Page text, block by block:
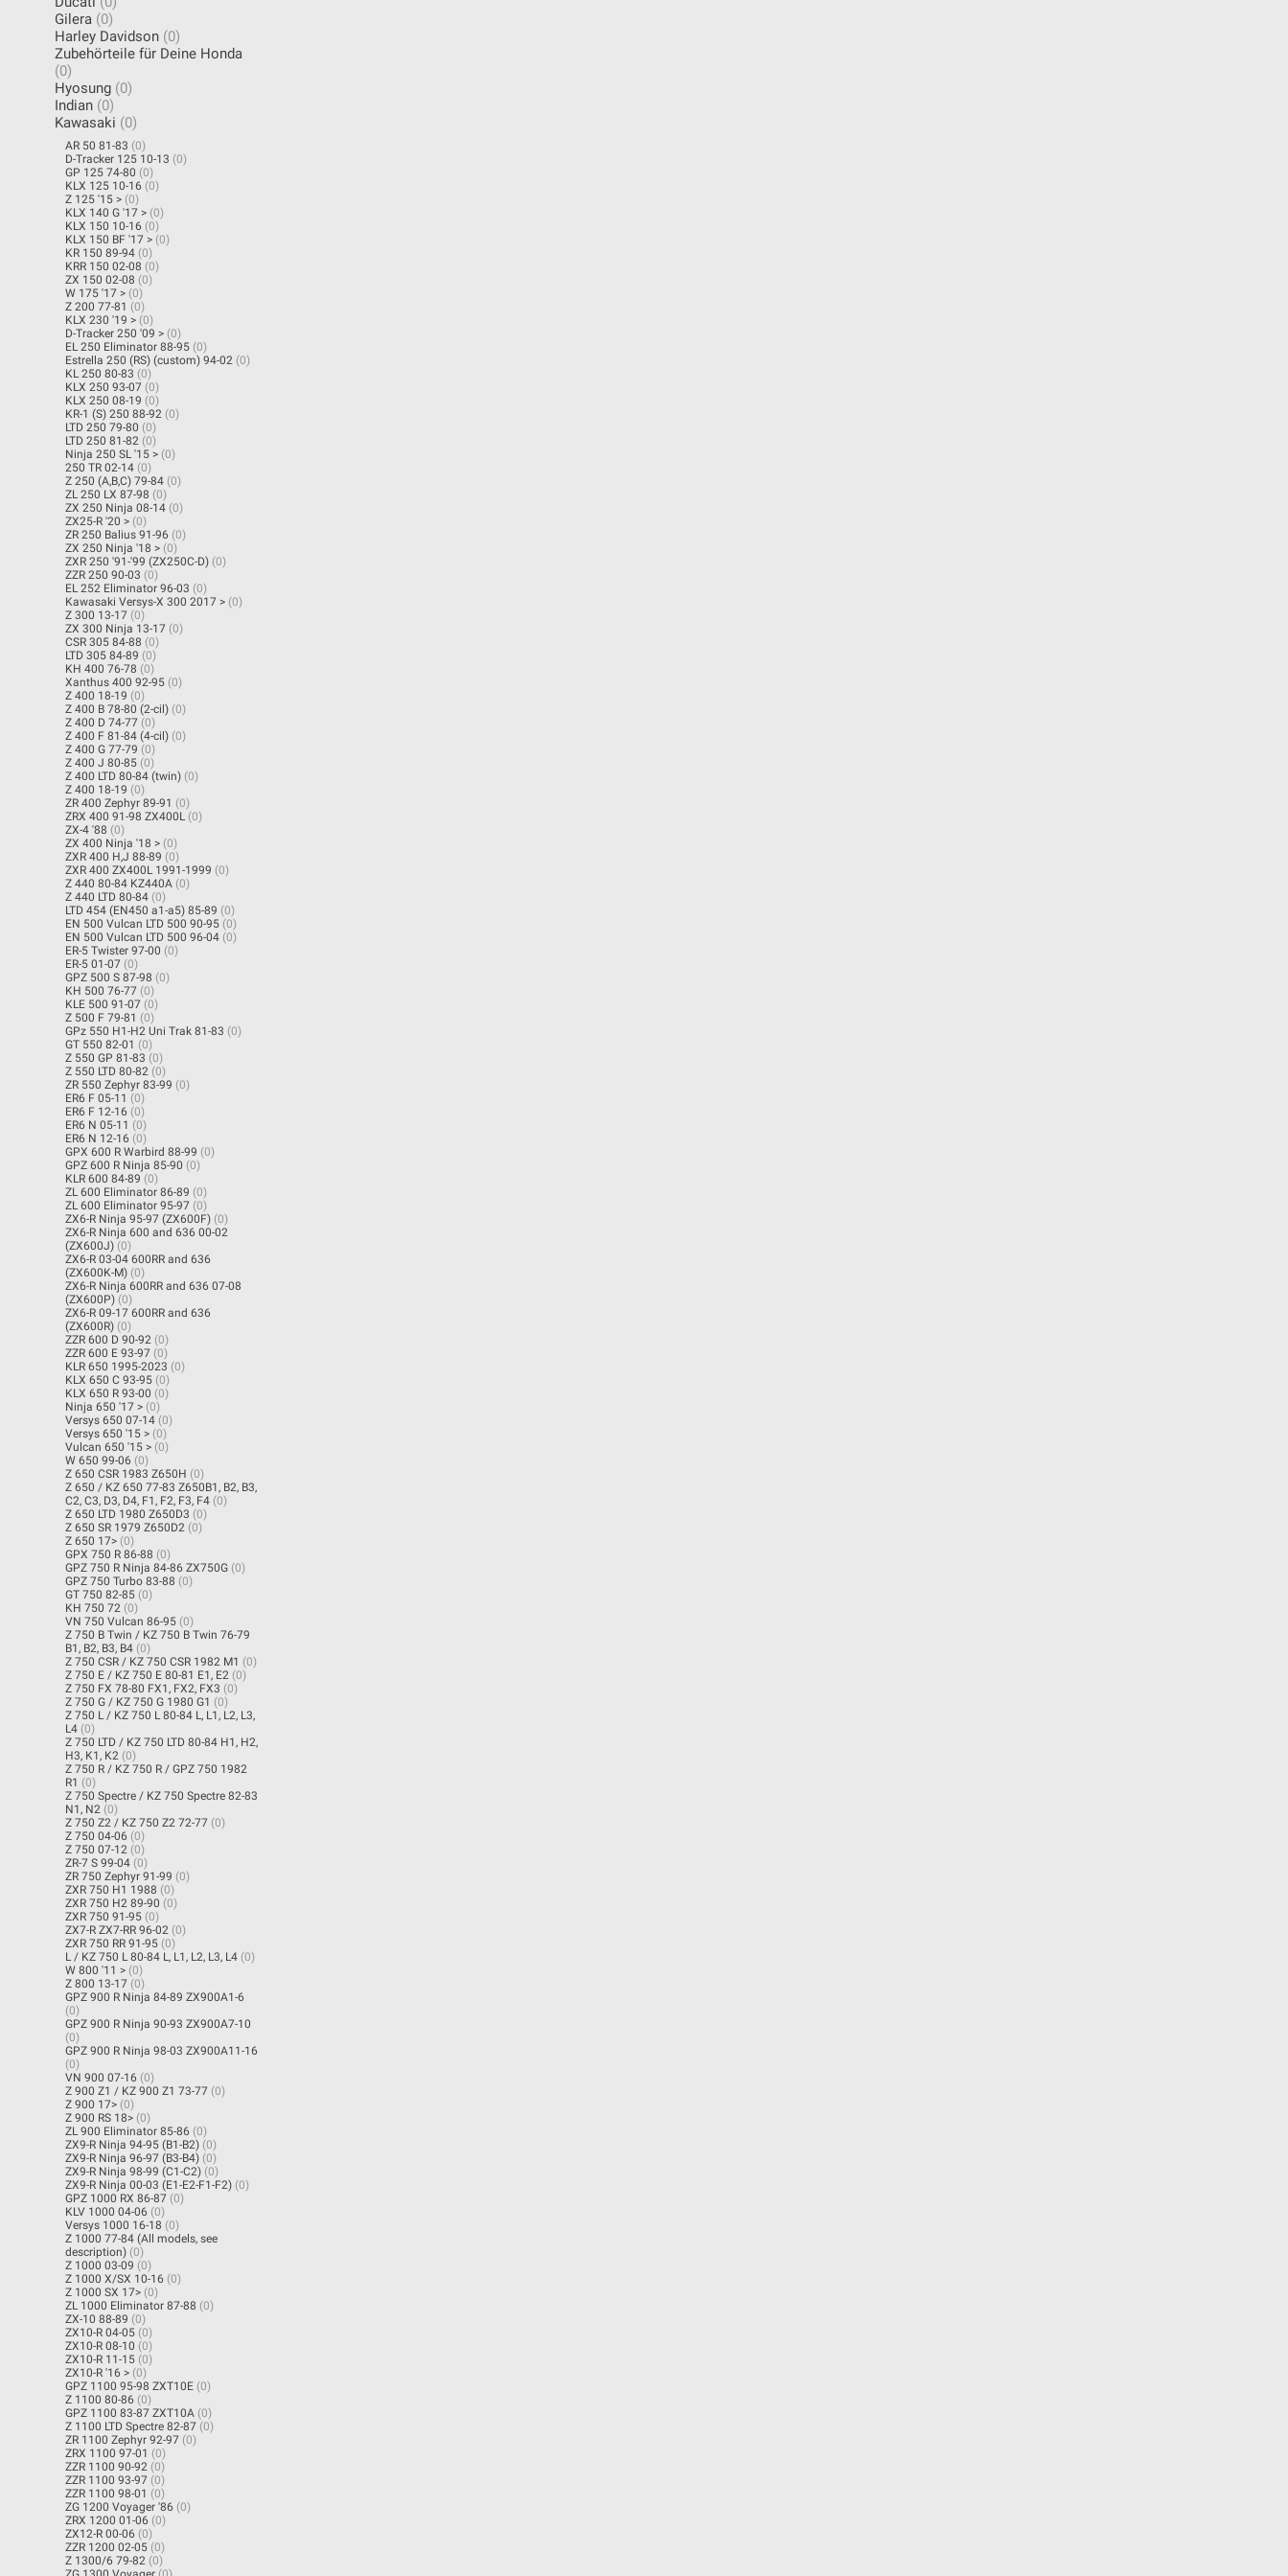
Gilera (0)
Harley Davidson (0)
Zubehörteile für Deine Honda
(0)
Hyosung (0)
Indian (0)
Kawasaki (0)
AR 50 81-83 (0)
D-Tracker 125 10-13 (0)
GP 125 74-80 (0)
KLX 125 10-16 (0)
Z 125 '15 > (0)
KLX 140 G '17 > (0)
KLX 150 10-16 (0)
KLX 150 BF '17 > (0)
KR 150 89-94 (0)
KRR 150 02-08 (0)
ZX 150 02-08 (0)
W 175 '17 > (0)
Z 200 77-81 (0)
KLX 230 '19 > (0)
D-Tracker 250 '09 > (0)
EL 250 Eliminator 88-95 (0)
Estrella 250 (RS) (custom) 94-02 (0)
KL 250 80-83 (0)
KLX 250 93-07 (0)
KLX 250 08-19 (0)
KR-1 (S) 250 88-92 (0)
LTD 250 79-80 (0)
LTD 250 81-82 (0)
Ninja 250 SL '15 > (0)
250 TR 02-14 (0)
Z 250 (A,B,C) 79-84 (0)
ZL 250 LX 87-98 (0)
ZX 250 Ninja 08-14 (0)
ZX25-R '20 > (0)
ZR 250 Balius 91-96 (0)
ZX 250 Ninja '18 > (0)
ZXR 250 '91-'99 (ZX250C-D) (0)
ZZR 250 90-03 (0)
EL 252 Eliminator 96-03 (0)
Kawasaki Versys-X 300 2017 > (0)
Z 300 13-17 (0)
ZX 300 Ninja 13-17 (0)
CSR 305 84-88 (0)
LTD 305 84-89 (0)
KH 400 76-78 (0)
Xanthus 400 92-95 (0)
Z 400 18-19 (0)
Z 400 B 78-80 (2-cil) (0)
Z 400 D 74-77 (0)
Z 400 F 81-84 (4-cil) (0)
Z 400 G 77-79 (0)
Z 400 J 80-85 (0)
Z 400 LTD 80-84 (twin) (0)
Z 400 18-19 (0)
ZR 400 Zephyr 89-91 (0)
ZRX 400 91-98 ZX400L (0)
ZX-4 '88 (0)
ZX 400 Ninja '18 > (0)
ZXR 400 H,J 88-89 (0)
ZXR 400 ZX400L 1991-1999 (0)
Z 440 80-84 KZ440A (0)
Z 440 LTD 80-84 (0)
LTD 454 (EN450 a1-a5) 85-89 (0)
EN 500 Vulcan LTD 500 90-95 (0)
EN 500 Vulcan LTD 500 96-04 (0)
ER-5 Twister 97-00 (0)
ER-5 01-07 (0)
GPZ 500 S 87-98 (0)
KH 500 76-77 (0)
KLE 500 91-07 (0)
Z 500 F 79-81 (0)
GPz 550 H1-H2 Uni Trak 81-83 (0)
GT 550 82-01 (0)
Z 550 GP 81-83 (0)
Z 550 LTD 80-82 (0)
ZR 550 Zephyr 83-99 (0)
ER6 F 05-11 (0)
ER6 F 12-16 (0)
ER6 N 05-11 (0)
ER6 N 12-16 (0)
GPX 600 R Warbird 88-99 (0)
GPZ 600 R Ninja 85-90 (0)
KLR 600 84-89 (0)
ZL 600 Eliminator 86-89 (0)
ZL 600 Eliminator 95-97 (0)
ZX6-R Ninja 95-97 (ZX600F) (0)
ZX6-R Ninja 600 and 636 00-02
(ZX600J) (0)
ZX6-R 03-04 600RR and 636
(ZX600K-M) (0)
ZX6-R Ninja 600RR and 636 07-08
(ZX600P) (0)
ZX6-R 09-17 600RR and 636
(ZX600R) (0)
ZZR 600 D 90-92 (0)
ZZR 600 E 93-97 (0)
KLR 650 1995-2023 (0)
KLX 650 C 93-95 (0)
KLX 650 R 93-00 (0)
Ninja 650 '17 > (0)
Versys 650 07-14 (0)
Versys 650 '15 > (0)
Vulcan 650 '15 > (0)
W 650 99-06 (0)
Z 650 CSR 1983 Z650H (0)
Z 650 / KZ 650 77-83 Z650B1, B2, B3,
C2, C3, D3, D4, F1, F2, F3, F4 (0)
Z 650 LTD 1980 Z650D3 (0)
Z 650 SR 1979 Z650D2 (0)
Z 650 17> (0)
GPX 750 R 86-88 (0)
GPZ 750 R Ninja 84-86 ZX750G (0)
GPZ 750 Turbo 83-88 (0)
GT 750 82-85 (0)
KH 750 72 (0)
VN 750 Vulcan 86-95 (0)
Z 750 B Twin / KZ 750 B Twin 76-79
B1, B2, B3, B4 (0)
Z 750 CSR / KZ 750 CSR 1982 M1 (0)
Z 750 E / KZ 750 E 80-81 E1, E2 (0)
Z 750 FX 78-80 FX1, FX2, FX3 (0)
Z 750 G / KZ 750 G 1980 G1 (0)
Z 750 L / KZ 750 L 80-84 L, L1, L2, L3,
L4 (0)
Z 750 LTD / KZ 750 LTD 80-84 H1, H2,
H3, K1, K2 (0)
Z 750 R / KZ 750 R / GPZ 750 1982
R1 (0)
Z 750 Spectre / KZ 750 Spectre 82-83
N1, N2 (0)
Z 750 Z2 / KZ 750 Z2 72-77 (0)
Z 750 04-06 (0)
Z 750 07-12 (0)
ZR-7 S 99-04 (0)
ZR 750 Zephyr 91-99 (0)
ZXR 750 H1 1988 (0)
ZXR 750 H2 89-90 (0)
ZXR 750 91-95 (0)
ZX7-R ZX7-RR 96-02 (0)
ZXR 750 RR 91-95 (0)
L / KZ 750 L 80-84 L, L1, L2, L3, L4 (0)
W 800 '11 > (0)
Z 800 13-17 (0)
GPZ 900 R Ninja 84-89 ZX900A1-6
(0)
GPZ 900 R Ninja 90-93 ZX900A7-10
(0)
GPZ 900 R Ninja 98-03 ZX900A11-16
(0)
VN 900 07-16 (0)
Z 900 Z1 / KZ 900 Z1 73-77 (0)
Z 900 17> (0)
Z 900 RS 18> (0)
ZL 900 Eliminator 85-86 (0)
ZX9-R Ninja 94-95 (B1-B2) (0)
ZX9-R Ninja 96-97 (B3-B4) (0)
ZX9-R Ninja 98-99 (C1-C2) (0)
ZX9-R Ninja 00-03 (E1-E2-F1-F2) (0)
GPZ 1000 RX 86-87 (0)
KLV 1000 04-06 (0)
Versys 1000 16-18 (0)
Z 1000 77-84 (All models, see
description) (0)
Z 1000 03-09 (0)
Z 1000 X/SX 10-16 (0)
Z 1000 SX 17> (0)
ZL 1000 Eliminator 87-88 (0)
ZX-10 88-89 (0)
ZX10-R 04-05 (0)
ZX10-R 08-10 (0)
ZX10-R 11-15 (0)
ZX10-R '16 > (0)
GPZ 1100 95-98 ZXT10E (0)
Z 1100 80-86 (0)
GPZ 1100 83-87 ZXT10A (0)
Z 1100 LTD Spectre 82-87 (0)
ZR 1100 Zephyr 92-97 (0)
ZRX 1100 97-01 (0)
ZZR 1100 90-92 (0)
ZZR 1100 93-97 (0)
ZZR 1100 98-01 (0)
ZG 1200 Voyager '86 (0)
ZRX 1200 01-06 (0)
ZX12-R 00-06 (0)
ZZR 1200 02-05 (0)
Z 1300/6 79-82 (0)